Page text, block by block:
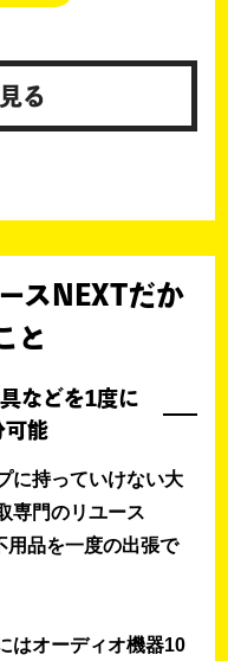
る
スNEXTだか
と
などを1度に
可能
に持っていけない大
専門のリユース
用品を一度の出張で
はオーディオ機器10